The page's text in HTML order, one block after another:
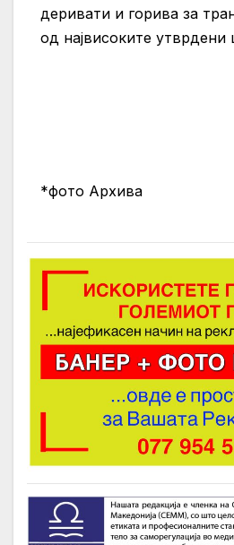
деривати и горива за
од највисоките утврдени
*фото Архива